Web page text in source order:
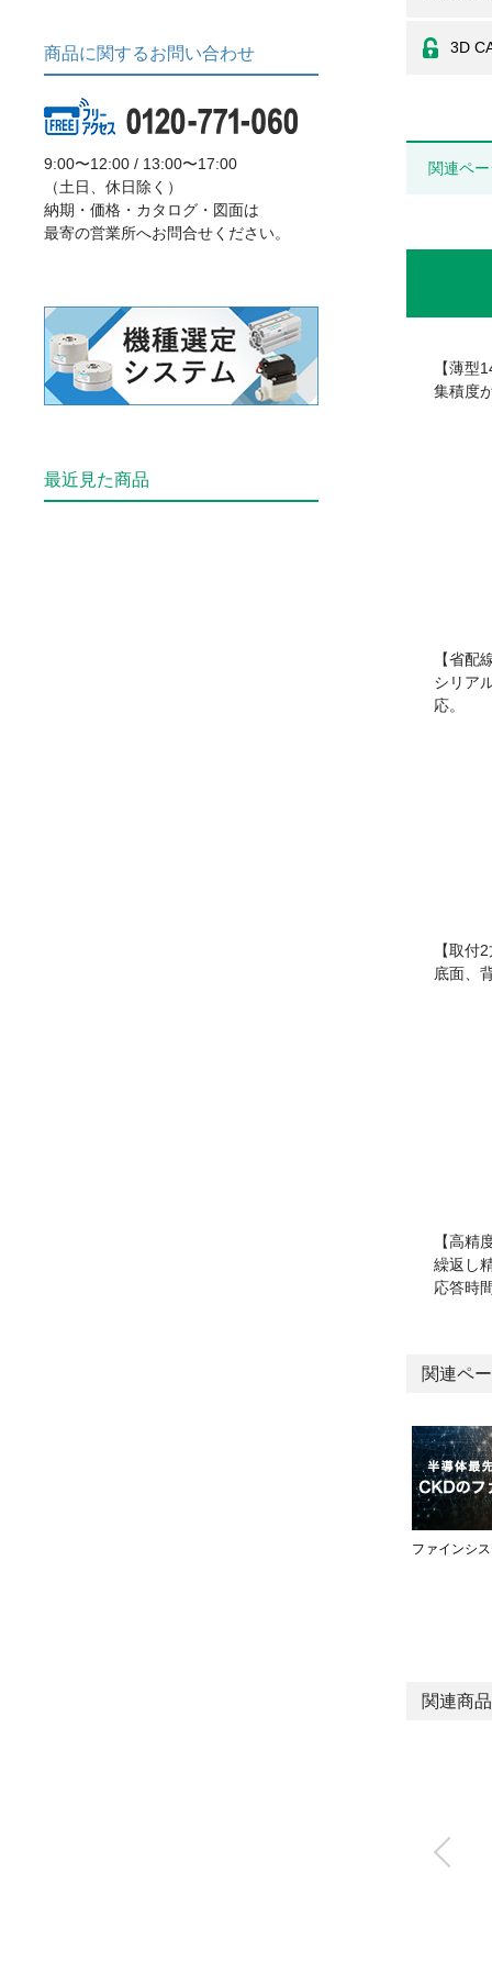
3D
関連ペ
【薄型
集積度
【省配
シリア
応。
【取付
底面、
【高精
繰返し
応答時
関連ペ
ファインシ
関連商品
商品に関するお問い合わせ
9:00〜12:00 / 13:00〜17:00
（土日、休日除く）
納期・価格・カタログ・図面は
最寄の営業所へお問合せください。
最近見た商品